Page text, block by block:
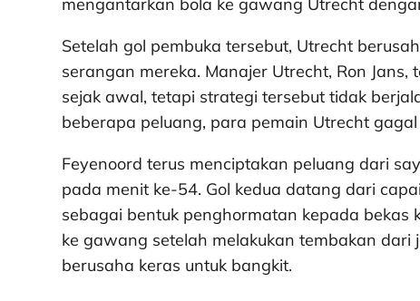
Setelah gol pembuka tersebut, Utrecht
serangan mereka. Manajer Utrecht, Ron
sejak awal, tetapi strategi tersebut tidak
beberapa peluang, para pemain Utrecht
Feyenoord terus menciptakan peluang dari
pada menit ke-54. Gol kedua datang dari
sebagai bentuk penghormatan kepada bekas
ke gawang setelah melakukan tembakan
berusaha keras untuk bangkit.